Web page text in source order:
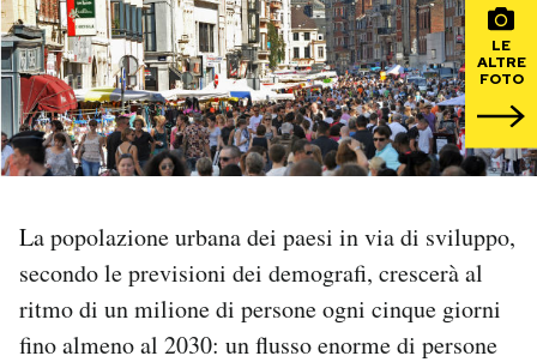
PODCAST
NEWSLETTER
I MIEI PREFERITI
SHOP
LE
ALTRE
FOTO
La popolazione urbana dei paesi in via di sviluppo,
secondo le previsioni dei demografi, crescerà al
ritmo di un milione di persone ogni cinque giorni
fino almeno al 2030: un flusso enorme di persone